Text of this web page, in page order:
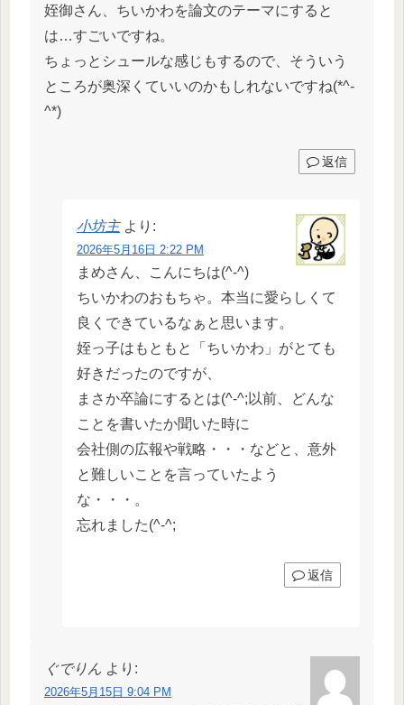
姪御さん、ちいかわを論文のテーマにすると
は…すごいですね。
ちょっとシュールな感じもするので、そういう
ところが奥深くていいのかもしれないですね(*^-
^*)
返信
小坊主 より:
2026年5月16日 2:22 PM
まめさん、こんにちは(^-^)
ちいかわのおもちゃ。本当に愛らしくて
良くできているなぁと思います。
姪っ子はもともと「ちいかわ」がとても
好きだったのですが、
まさか卒論にするとは(^-^;以前、どんな
ことを書いたか聞いた時に
会社側の広報や戦略・・・などと、意外
と難しいことを言っていたよう
な・・・。
忘れました(^-^;
返信
ぐでりん より:
2026年5月15日 9:04 PM